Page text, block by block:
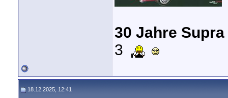
30 Jahre Supra
3
18.12.2025, 12:41